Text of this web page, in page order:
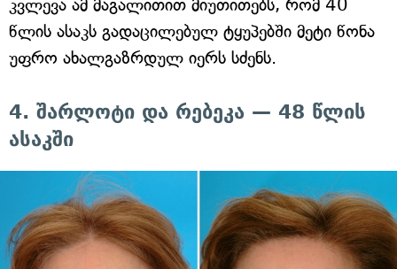
კვლევა ამ მაგალითით მიუთითებს, რომ 40
წლის ასაკს გადაცილებულ ტყუპებში მეტი წონა
უფრო ახალგაზრდულ იერს სძენს.
4. შარლოტი და რებეკა — 48 წლის
ასაკში